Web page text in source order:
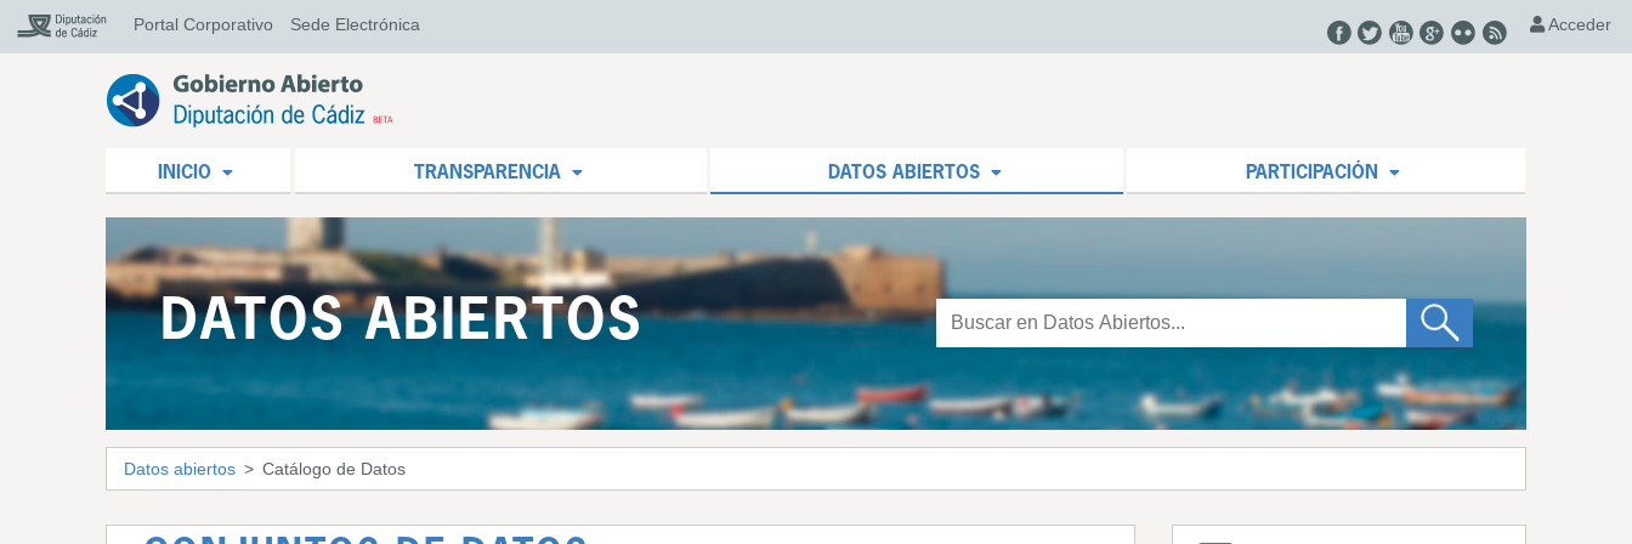
Portal Corporativo Sede Electrónica Acceder
INICIO TRANSPARENCIA DATOS ABIERTOS PARTICIPACIÓN
DATOS ABIERTOS
Datos abiertos Catálogo de Datos